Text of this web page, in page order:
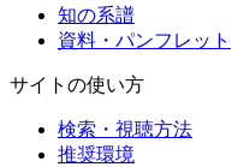
知の系譜
資料・パンフレット
サイトの使い方
検索・視聴方法
推奨環境